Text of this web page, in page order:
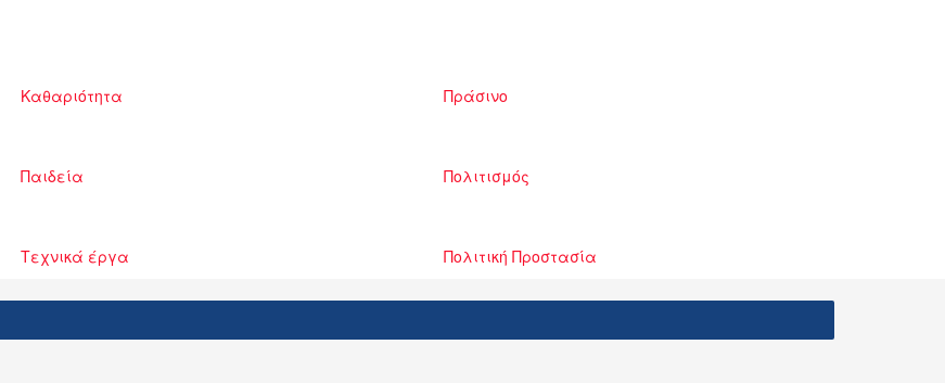
Καθαριότητα Πράσινο
Παιδεία Πολιτισμός
Τεχνικά έργα Πολιτική Προστασία